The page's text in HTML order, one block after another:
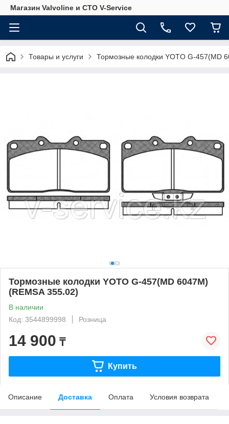
Магазин Valvoline и СТО V-Service
Товары и услуги Тормозные колодки YOTO G-457(MD
Тормозные колодки YOTO G-457(MD 6047M)
(REMSA 355.02)
В наличии
Код: 3544899998
Розница
14 900 ₸
Купить
Описание Доставка Оплата Условия возврата